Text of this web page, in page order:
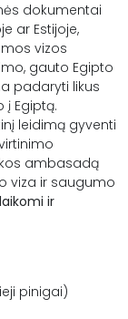
dokumentai
ar Estijoje,
vizos
gauto Egipto
padaryti likus
į Egiptą.
leidimą gyventi
ambasadą
viza ir saugumo
ir
pinigai)